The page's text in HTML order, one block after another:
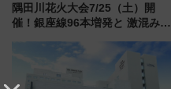
隅田川花火大会7/25（土）開
催！銀座線96本増発と 激混みの
アクセス攻略法、2万発の花火が
都心の夜に！